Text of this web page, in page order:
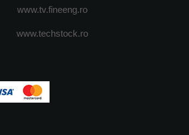
www.tv.fineeng.ro
www.techstock.ro